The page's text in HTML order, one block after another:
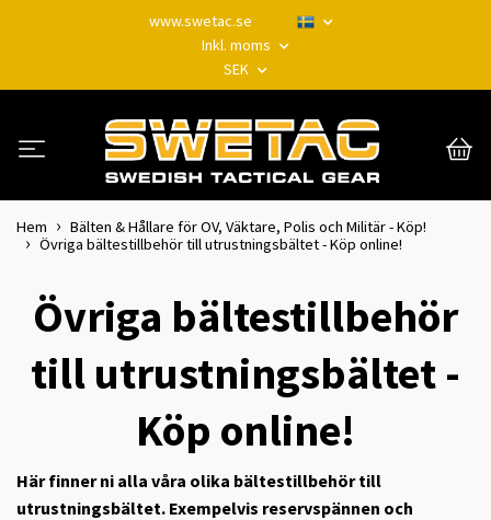
www.swetac.se
Inkl. moms
SEK
Hem
Bälten & Hållare för OV, Väktare, Polis och Militär - Köp!
Övriga bältestillbehör till utrustningsbältet - Köp online!
Övriga bältestillbehör
till utrustningsbältet -
Köp online!
Här finner ni alla våra olika bältestillbehör till
utrustningsbältet. Exempelvis reservspännen och